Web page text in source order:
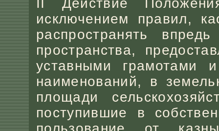
II Действие
исключением правил,
распространять
пространства,
уставными грамотами
наименований, в
площади
поступившие в